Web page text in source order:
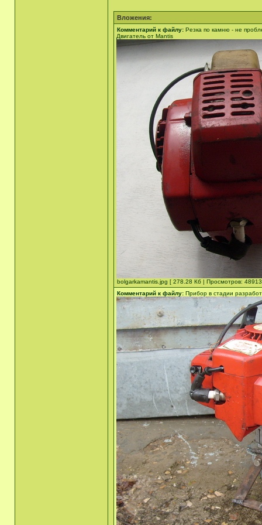
Вложения:
Комментарий к файлу: Резка по камню - не
Двигатель от Mantis
bolgarkamantis.jpg [ 278.28 Кб | Просмотров:
Комментарий к файлу: Прибор в стадии